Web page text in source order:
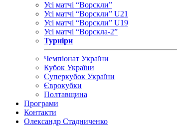
Усі матчі “Ворскли”
Усі матчі “Ворскли” U21
Усі матчі “Ворскли” U19
Усі матчі “Ворскла-2”
Турніри
Чемпіонат України
Кубок України
Суперкубок України
Єврокубки
Полтавщина
Програми
Контакти
Олександр Стадниченко